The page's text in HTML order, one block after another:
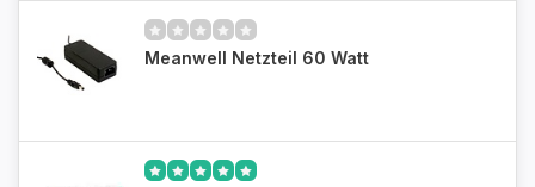
Meanwell Netzteil 60 Watt